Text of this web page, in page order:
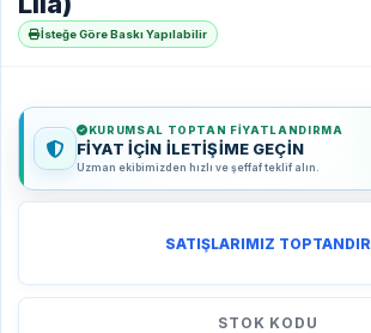
İsteğe Göre Baskı Yapılabilir
KURUMSAL TOPTAN FIYATLANDIRMA
FİYAT İÇİN İLETİŞİME GEÇİN
Uzman ekibimizden hızlı ve şeffaf teklif alın.
SATIŞLARIMIZ TOPTANDIR
STOK KODU